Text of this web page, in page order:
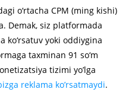
o‘rtacha CPM (ming kishi)
Demak, siz platformada
ko‘rsatuv yoki oddiygina
taxminan 91 so‘m
tizimi yo’lga
reklama ko’rsatmaydi.